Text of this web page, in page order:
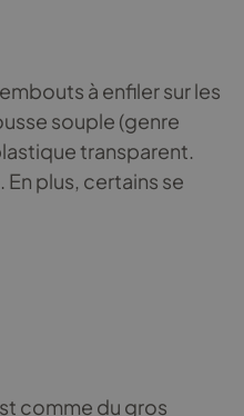
à enfiler sur les
souple (genre
transparent.
plus, certains se
comme du gros